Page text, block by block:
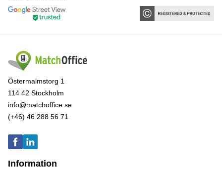
Östermalmstorg 1
114 42 Stockholm
info@matchoffice.se
(+46) 46 288 56 71
Information